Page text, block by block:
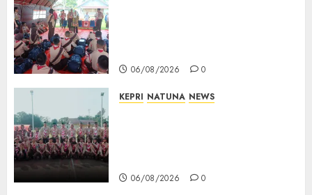
06/08/2026 0
KEPRI NATUNA NEWS
06/08/2026 0